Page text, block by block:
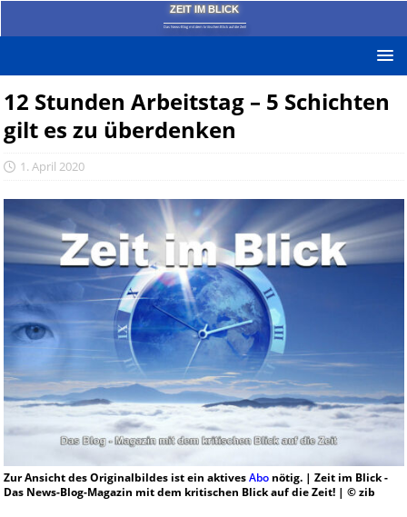
ZEIT IM BLICK
Das News-Blog mit dem kritischen Blick auf die Zeit!
12 Stunden Arbeitstag – 5 Schichten
gilt es zu überdenken
1. April 2020
Zur Ansicht des Originalbildes ist ein aktivesAbonötig. | Zeit im Blick -
Das News-Blog-Magazin mit dem kritischen Blick auf die Zeit! | © zib